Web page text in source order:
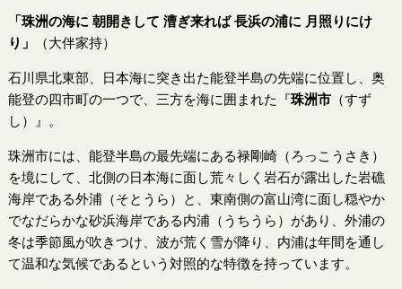
「珠洲の海に 朝開きして 漕ぎ来れば 長浜の浦に 月照りにけ
り」
（大伴家持）
石川県北東部、日本海に突き出た能登半島の先端に位置し、奥
能登の四市町の一つで、三方を海に囲まれた『珠洲市（すず
し）』。
珠洲市には、能登半島の最先端にある禄剛崎（ろっこうさき）
を境にして、北側の日本海に面し荒々しく岩石が露出した岩礁
海岸である外浦（そとうら）と、東南側の富山湾に面し穏やか
でなだらかな砂浜海岸である内浦（うちうら）があり、外浦の
冬は季節風が吹きつけ、波が荒く雪が降り、内浦は年間を通し
て温和な気候であるという対照的な特徴を持っています。